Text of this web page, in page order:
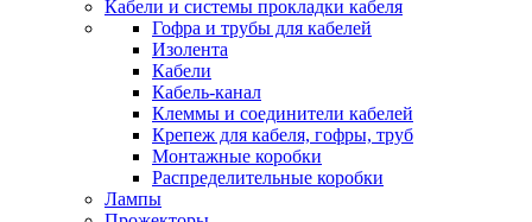
Кабели и системы прокладки кабеля
Гофра и трубы для кабелей
Изолента
Кабели
Кабель-канал
Клеммы и соединители кабелей
Крепеж для кабеля, гофры, труб
Монтажные коробки
Распределительные коробки
Лампы